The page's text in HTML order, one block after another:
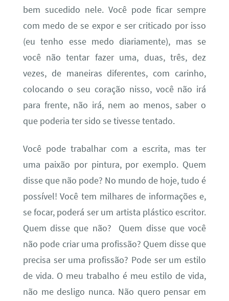
bem sucedido nele. Você pode ficar sempre
com medo de se expor e ser criticado por isso
(eu tenho esse medo diariamente), mas se
você não tentar fazer uma, duas, três, dez
vezes, de maneiras diferentes, com carinho,
colocando o seu coração nisso, você não irá
para frente, não irá, nem ao menos, saber o
que poderia ter sido se tivesse tentado.
Você pode trabalhar com a escrita, mas ter
uma paixão por pintura, por exemplo. Quem
disse que não pode? No mundo de hoje, tudo é
possível! Você tem milhares de informações e,
se focar, poderá ser um artista plástico escritor.
Quem disse que não? Quem disse que você
não pode criar uma profissão? Quem disse que
precisa ser uma profissão? Pode ser um estilo
de vida. O meu trabalho é meu estilo de vida,
não me desligo nunca. Não quero pensar em